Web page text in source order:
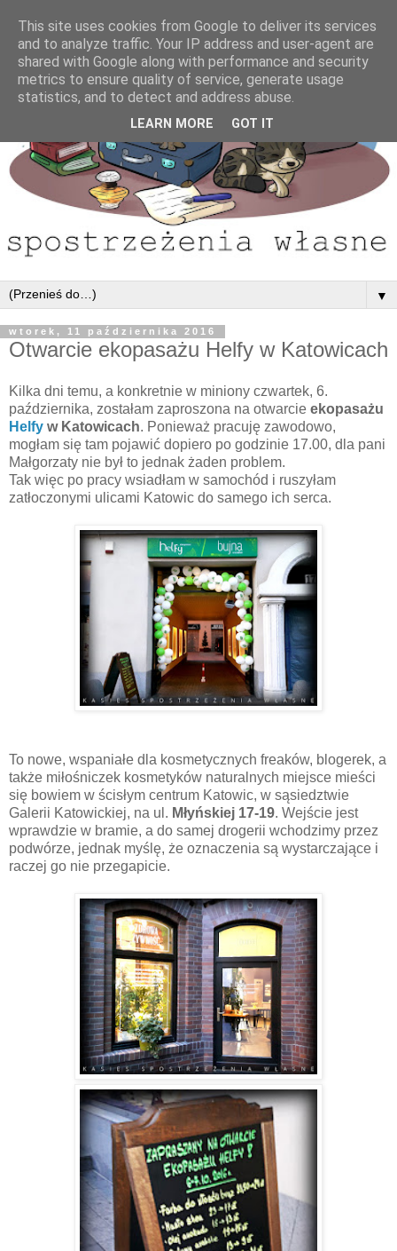
▼
wtorek, 11 października 2016
Otwarcie ekopasażu Helfy w Katowicach
Kilka dni temu, a konkretnie w miniony czwartek, 6.
października, zostałam zaproszona na otwarcie ekopasażu
Helfy w Katowicach. Ponieważ pracuję zawodowo,
mogłam się tam pojawić dopiero po godzinie 17.00, dla pani
Małgorzaty nie był to jednak żaden problem.
Tak więc po pracy wsiadłam w samochód i ruszyłam
zatłoczonymi ulicami Katowic do samego ich serca.
To nowe, wspaniałe dla kosmetycznych freaków, blogerek, a
także miłośniczek kosmetyków naturalnych miejsce mieści
się bowiem w ścisłym centrum Katowic, w sąsiedztwie
Galerii Katowickiej, na ul. Młyńskiej 17-19. Wejście jest
wprawdzie w bramie, a do samej drogerii wchodzimy przez
podwórze, jednak myślę, że oznaczenia są wystarczające i
raczej go nie przegapicie.
This site uses cookies from Google to deliver its services
and to analyze traffic. Your IP address and user-agent are
shared with Google along with performance and security
metrics to ensure quality of service, generate usage
statistics, and to detect and address abuse.
LEARN MORE GOT IT